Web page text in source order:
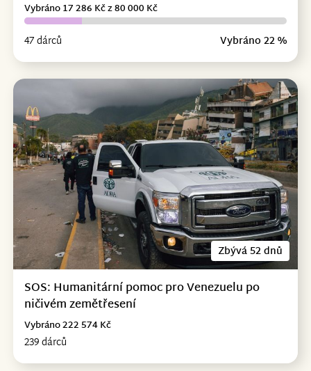
47 dárců Vybráno 22 %
Vybráno 17 286 Kč z 80 000 Kč
Zbývá 52 dnů
SOS: Humanitární pomoc pro Venezuelu po
ničivém zemětřesení
239 dárců
Vybráno 222 574 Kč